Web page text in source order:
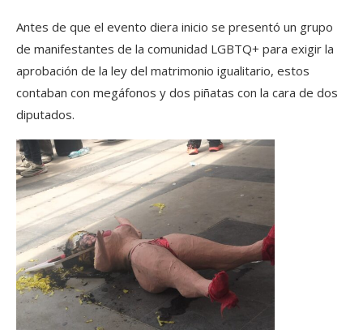
Antes de que el evento diera inicio se presentó un grupo
de manifestantes de la comunidad LGBTQ+ para exigir la
aprobación de la ley del matrimonio igualitario, estos
contaban con megáfonos y dos piñatas con la cara de dos
diputados.